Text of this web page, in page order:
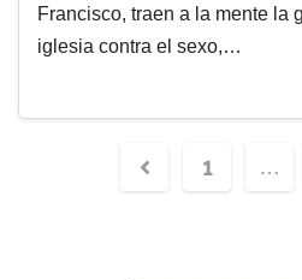
Francisco, traen a la mente la
iglesia contra el sexo,…
1 …